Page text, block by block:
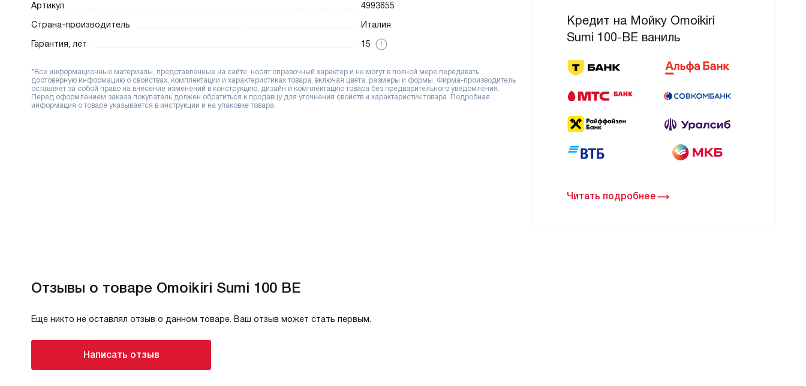
Кредит на Мойку Omoikiri
Sumi 100-BE ваниль
Читать подробнее
Артикул
4993655
Страна-производитель
Италия
Гарантия, лет
15
*Все информационные материалы, представленные на сайте, носят справочный характер и не могут в полной мере передавать
достоверную информацию о свойствах, комплектации и характеристиках товара, включая цвета, размеры и формы. Фирма-производитель
оставляет за собой право на внесение изменений в конструкцию, дизайн и комплектацию товара без предварительного уведомления.
Перед оформлением заказа покупатель должен обратиться к продавцу для уточнения свойств и характеристик товара. Подробная
информация о товаре указывается в инструкции и на упаковке товара.
Отзывы о товаре Omoikiri Sumi 100 BE
Еще никто не оставлял отзыв о данном товаре. Ваш отзыв может стать первым.
Написать отзыв